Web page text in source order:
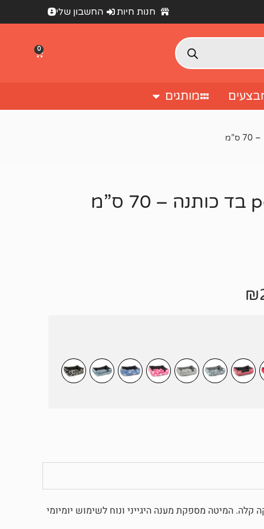
חנות חיות החשבון שלי
0
מותגים
₪
המיטה מספקת מענה היגייני ונוח לשימוש יומיומי